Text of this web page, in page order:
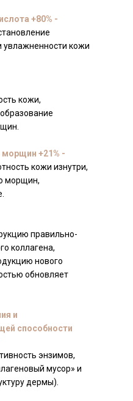
+80% -
увлажненности кожи
кожи,
+21% -
кожи изнутри,
морщин,
правильно-
коллагена,
нового
обновляет
и
способности
энзимов,
мусор» и
дермы).